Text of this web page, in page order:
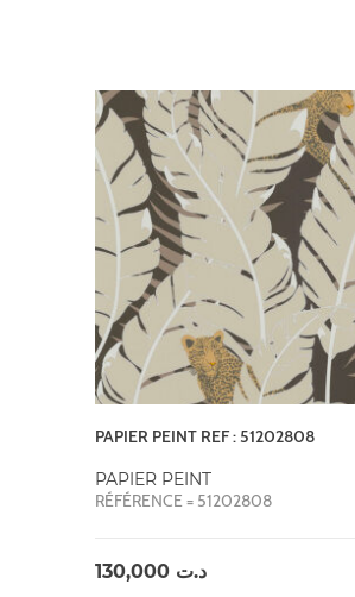
PAPIER PEINT REF : 51202808
PAPIER PEINT
RÉFÉRENCE = 51202808
د.ت